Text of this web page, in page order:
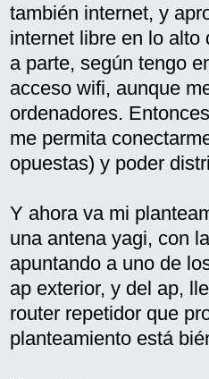
también internet, y
internet libre en lo
a parte, según tengo
acceso wifi, aunque
ordenadores.
me permita
opuestas) y poder
Y ahora va mi
una antena yagi, con
apuntando a uno de
ap exterior, y del ap,
router repetidor que
planteamiento está